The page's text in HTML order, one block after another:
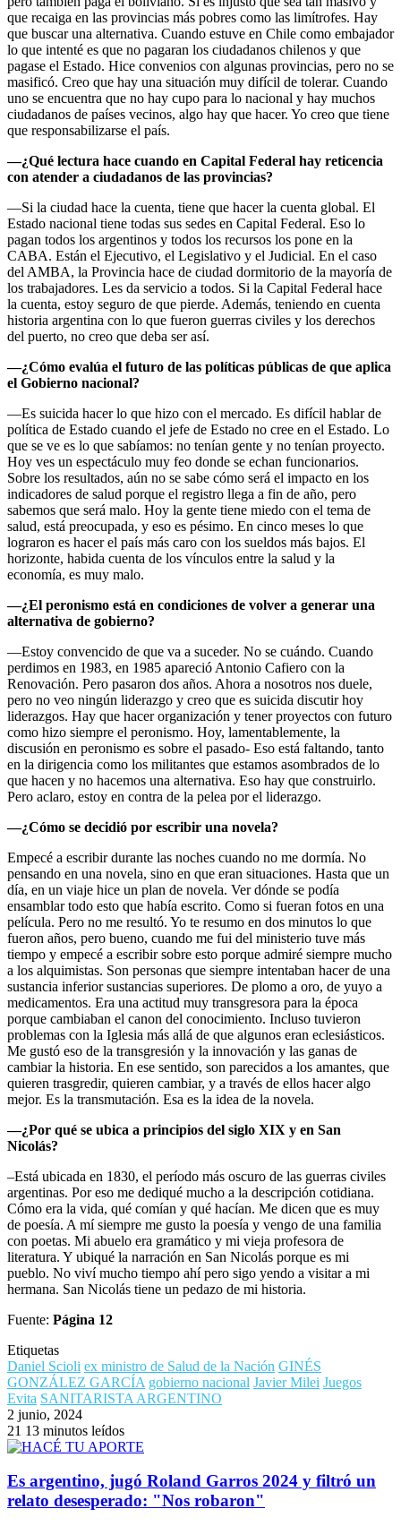
que recaiga en las provincias más pobres como las limítrofes. Hay
que buscar una alternativa. Cuando estuve en Chile como embajador
lo que intenté es que no pagaran los ciudadanos chilenos y que
pagase el Estado. Hice convenios con algunas provincias, pero no se
masificó. Creo que hay una situación muy difícil de tolerar. Cuando
uno se encuentra que no hay cupo para lo nacional y hay muchos
ciudadanos de países vecinos, algo hay que hacer. Yo creo que tiene
que responsabilizarse el país.
—¿Qué lectura hace cuando en Capital Federal hay reticencia
con atender a ciudadanos de las provincias?
—Si la ciudad hace la cuenta, tiene que hacer la cuenta global. El
Estado nacional tiene todas sus sedes en Capital Federal. Eso lo
pagan todos los argentinos y todos los recursos los pone en la
CABA. Están el Ejecutivo, el Legislativo y el Judicial. En el caso
del AMBA, la Provincia hace de ciudad dormitorio de la mayoría de
los trabajadores. Les da servicio a todos. Si la Capital Federal hace
la cuenta, estoy seguro de que pierde. Además, teniendo en cuenta
historia argentina con lo que fueron guerras civiles y los derechos
del puerto, no creo que deba ser así.
—¿Cómo evalúa el futuro de las políticas públicas de que aplica
el Gobierno nacional?
—Es suicida hacer lo que hizo con el mercado. Es difícil hablar de
política de Estado cuando el jefe de Estado no cree en el Estado. Lo
que se ve es lo que sabíamos: no tenían gente y no tenían proyecto.
Hoy ves un espectáculo muy feo donde se echan funcionarios.
Sobre los resultados, aún no se sabe cómo será el impacto en los
indicadores de salud porque el registro llega a fin de año, pero
sabemos que será malo. Hoy la gente tiene miedo con el tema de
salud, está preocupada, y eso es pésimo. En cinco meses lo que
lograron es hacer el país más caro con los sueldos más bajos. El
horizonte, habida cuenta de los vínculos entre la salud y la
economía, es muy malo.
—¿El peronismo está en condiciones de volver a generar una
alternativa de gobierno?
—Estoy convencido de que va a suceder. No se cuándo. Cuando
perdimos en 1983, en 1985 apareció Antonio Cafiero con la
Renovación. Pero pasaron dos años. Ahora a nosotros nos duele,
pero no veo ningún liderazgo y creo que es suicida discutir hoy
liderazgos. Hay que hacer organización y tener proyectos con futuro
como hizo siempre el peronismo. Hoy, lamentablemente, la
discusión en peronismo es sobre el pasado- Eso está faltando, tanto
en la dirigencia como los militantes que estamos asombrados de lo
que hacen y no hacemos una alternativa. Eso hay que construirlo.
Pero aclaro, estoy en contra de la pelea por el liderazgo.
—¿Cómo se decidió por escribir una novela?
Empecé a escribir durante las noches cuando no me dormía. No
pensando en una novela, sino en que eran situaciones. Hasta que un
día, en un viaje hice un plan de novela. Ver dónde se podía
ensamblar todo esto que había escrito. Como si fueran fotos en una
película. Pero no me resultó. Yo te resumo en dos minutos lo que
fueron años, pero bueno, cuando me fui del ministerio tuve más
tiempo y empecé a escribir sobre esto porque admiré siempre mucho
a los alquimistas. Son personas que siempre intentaban hacer de una
sustancia inferior sustancias superiores. De plomo a oro, de yuyo a
medicamentos. Era una actitud muy transgresora para la época
porque cambiaban el canon del conocimiento. Incluso tuvieron
problemas con la Iglesia más allá de que algunos eran eclesiásticos.
Me gustó eso de la transgresión y la innovación y las ganas de
cambiar la historia. En ese sentido, son parecidos a los amantes, que
quieren trasgredir, quieren cambiar, y a través de ellos hacer algo
mejor. Es la transmutación. Esa es la idea de la novela.
—¿Por qué se ubica a principios del siglo XIX y en San
Nicolás?
–Está ubicada en 1830, el período más oscuro de las guerras civiles
argentinas. Por eso me dediqué mucho a la descripción cotidiana.
Cómo era la vida, qué comían y qué hacían. Me dicen que es muy
de poesía. A mí siempre me gusto la poesía y vengo de una familia
con poetas. Mi abuelo era gramático y mi vieja profesora de
literatura. Y ubiqué la narración en San Nicolás porque es mi
pueblo. No viví mucho tiempo ahí pero sigo yendo a visitar a mi
hermana. San Nicolás tiene un pedazo de mi historia.
Fuente: Página 12
Etiquetas
Daniel Scioli ex ministro de Salud de la Nación GINÉS
GONZÁLEZ GARCÍA gobierno nacional Javier Milei Juegos
Evita SANITARISTA ARGENTINO
2 junio, 2024
21 13 minutos leídos
Es argentino, jugó Roland Garros 2024 y filtró un
relato desesperado: "Nos robaron"